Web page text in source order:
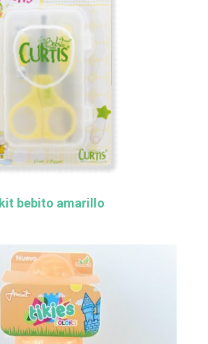
kit bebito amarillo